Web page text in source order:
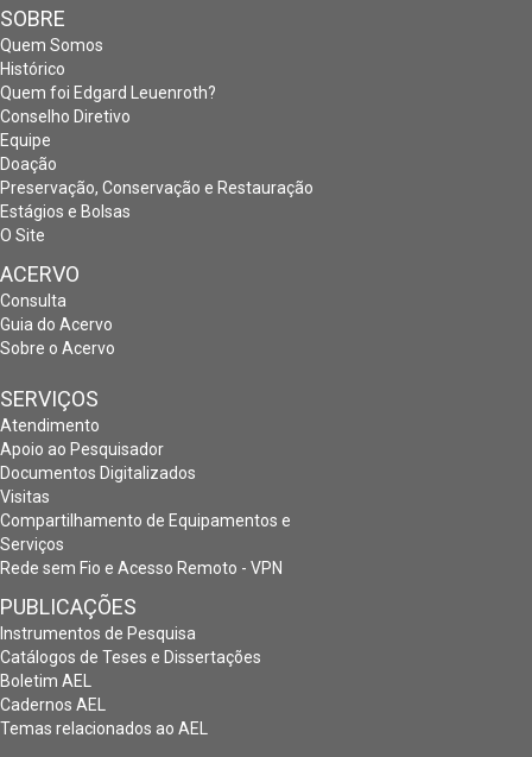
SOBRE
Quem Somos
Histórico
Quem foi Edgard Leuenroth?
Conselho Diretivo
Equipe
Doação
Preservação, Conservação e Restauração
Estágios e Bolsas
O Site
ACERVO
Consulta
Guia do Acervo
Sobre o Acervo
SERVIÇOS
Atendimento
Apoio ao Pesquisador
Documentos Digitalizados
Visitas
Compartilhamento de Equipamentos e
Serviços
Rede sem Fio e Acesso Remoto - VPN
PUBLICAÇÕES
Instrumentos de Pesquisa
Catálogos de Teses e Dissertações
Boletim AEL
Cadernos AEL
Temas relacionados ao AEL